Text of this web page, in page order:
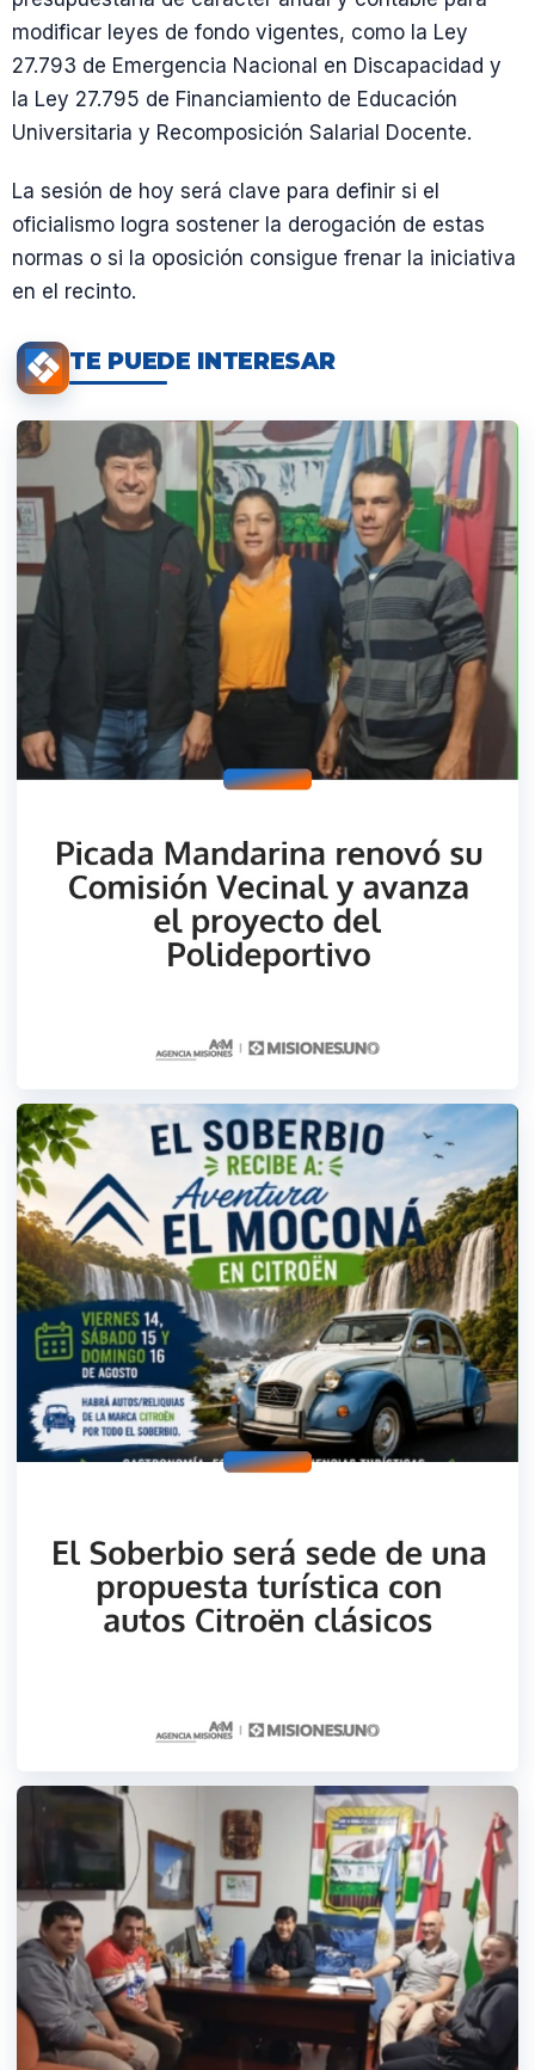
modificar leyes de fondo vigentes, como la Ley
27.793 de Emergencia Nacional en Discapacidad y
la Ley 27.795 de Financiamiento de Educación
Universitaria y Recomposición Salarial Docente.
La sesión de hoy será clave para definir si el
oficialismo logra sostener la derogación de estas
normas o si la oposición consigue frenar la iniciativa
en el recinto.
TE PUEDE INTERESAR